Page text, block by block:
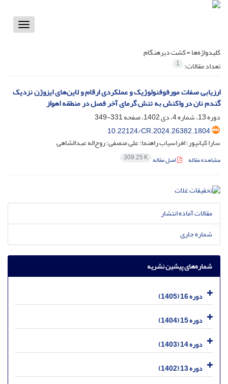
Toggle
کلیدواژه‌ها =کشت دیرهنگام
تعداد مقالات: 1
ارزیابی صفات مورفوفنولوژیک و عملکردی ارقام و لاین‌های ایزوژن نزدیک
گندم نان در واکنش به تنش گرمای آخر فصل در منطقه اهواز
دوره 13، شماره 4، دی 1402، صفحه
331-349
10.22124/CR.2024.26382.1804
سارا کیانپور؛ افراسیاب راهنما؛ علی منصفی؛ روح‌اله عبدالشاهی
مشاهده مقاله اصل مقاله 309.25 K
مقالات آماده انتشار
شماره جاری
شماره‌های پیشین نشریه
دوره 16 (1405)
دوره 15 (1404)
دوره 14 (1403)
دوره 13 (1402)